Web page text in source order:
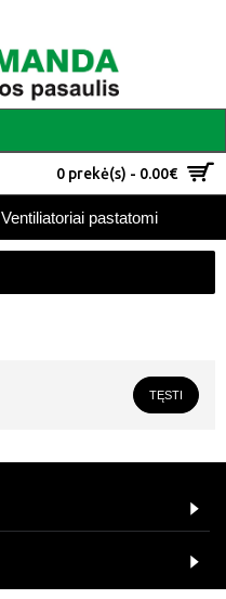
0 prekė(s) - 0.00€
Ventiliatoriai pastatomi
TĘSTI